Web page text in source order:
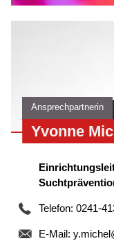
Ansprechpartnerin
Yvonne
Telefon: 0241-
E-Mail: